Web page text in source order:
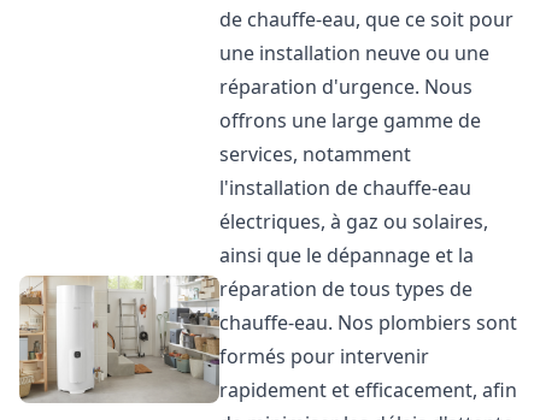
de chauffe-eau, que ce soit pour
une installation neuve ou une
réparation d'urgence. Nous
offrons une large gamme de
services, notamment
l'installation de chauffe-eau
électriques, à gaz ou solaires,
ainsi que le dépannage et la
réparation de tous types de
chauffe-eau. Nos plombiers sont
formés pour intervenir
rapidement et efficacement, afin